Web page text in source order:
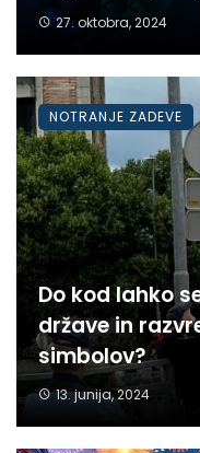
27. oktobra, 2024
Do kod lahko
države in
simbolov?
13. junija, 2024
NOTRANJE ZADEVE